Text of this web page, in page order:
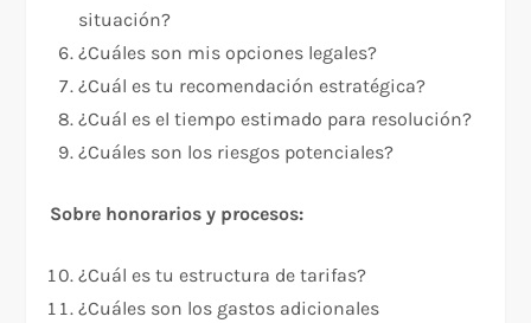
situación?
¿Cuáles son mis opciones legales?
¿Cuál es tu recomendación estratégica?
¿Cuál es el tiempo estimado para resolución?
¿Cuáles son los riesgos potenciales?
Sobre honorarios y procesos:
¿Cuál es tu estructura de tarifas?
¿Cuáles son los gastos adicionales